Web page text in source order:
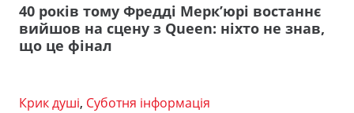
40 років тому Фредді Мерк’юрі востаннє
вийшов на сцену з Queen: ніхто не знав,
що це фінал
Крик душі, Суботня інформація